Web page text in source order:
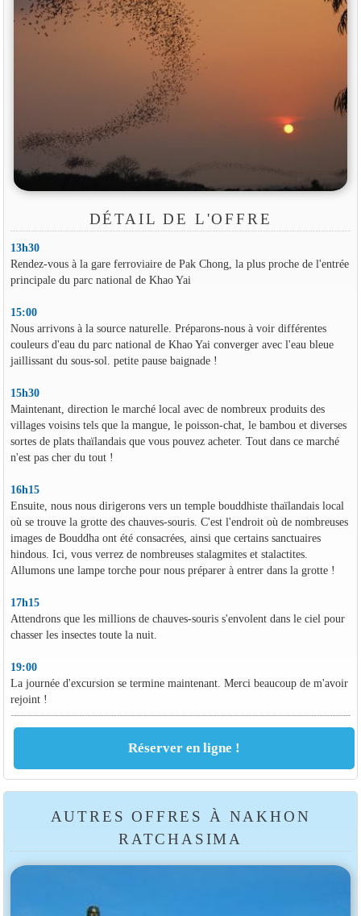
DÉTAIL DE L'OFFRE
13h30
Rendez-vous à la gare ferroviaire de Pak Chong, la plus proche de l'entrée
principale du parc national de Khao Yai
15:00
Nous arrivons à la source naturelle. Préparons-nous à voir différentes
couleurs d'eau du parc national de Khao Yai converger avec l'eau bleue
jaillissant du sous-sol. petite pause baignade !
15h30
Maintenant, direction le marché local avec de nombreux produits des
villages voisins tels que la mangue, le poisson-chat, le bambou et diverses
sortes de plats thaïlandais que vous pouvez acheter. Tout dans ce marché
n'est pas cher du tout !
16h15
Ensuite, nous nous dirigerons vers un temple bouddhiste thaïlandais local
où se trouve la grotte des chauves-souris. C'est l'endroit où de nombreuses
images de Bouddha ont été consacrées, ainsi que certains sanctuaires
hindous. Ici, vous verrez de nombreuses stalagmites et stalactites.
Allumons une lampe torche pour nous préparer à entrer dans la grotte !
17h15
Attendrons que les millions de chauves-souris s'envolent dans le ciel pour
chasser les insectes toute la nuit.
19:00
La journée d'excursion se termine maintenant. Merci beaucoup de m'avoir
rejoint !
AUTRES OFFRES À NAKHON
RATCHASIMA